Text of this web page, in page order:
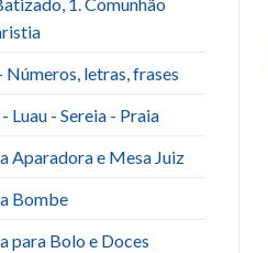
Números, letras, frases
Luau - Sereia - Praia
Aparadora e Mesa Juiz
Bombe
para Bolo e Doces
KIT ANIVERSARIO ADULTO E BODAS
300.00